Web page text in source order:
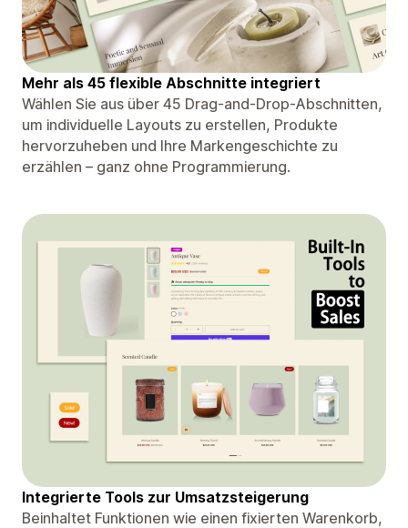
Mehr als 45 flexible Abschnitte integriert
Wählen Sie aus über 45 Drag-and-Drop-Abschnitten,
um individuelle Layouts zu erstellen, Produkte
hervorzuheben und Ihre Markengeschichte zu
erzählen – ganz ohne Programmierung.
Integrierte Tools zur Umsatzsteigerung
Beinhaltet Funktionen wie einen fixierten Warenkorb,